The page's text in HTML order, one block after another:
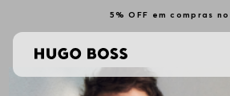
5% OFF em compras no